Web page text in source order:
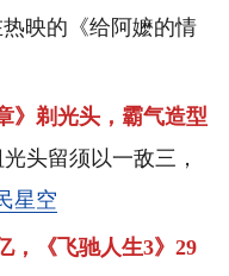
映的《给阿嬷的情
》剃光头，霸气造型
头留须以一敌三，
星空
，《飞驰人生3》29